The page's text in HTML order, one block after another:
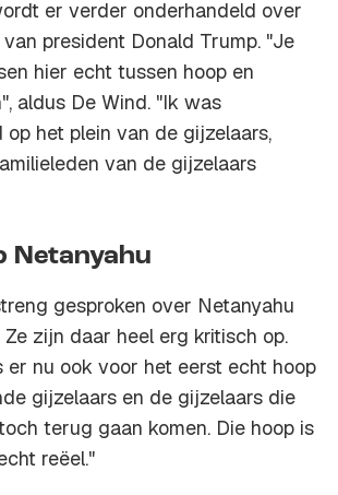
er verder onderhandeld over
president Donald Trump. "Je
hier echt tussen hoop en
aldus De Wind. "Ik was
het plein van de gijzelaars,
van de gijzelaars
Netanyahu
gesproken over Netanyahu
zijn daar heel erg kritisch op.
er nu ook voor het eerst echt hoop
gijzelaars en de gijzelaars die
terug gaan komen. Die hoop is
reëel."